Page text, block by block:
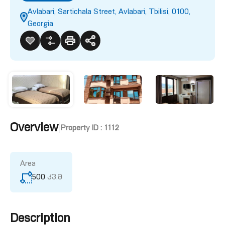
Avlabari, Sartichala Street, Avlabari, Tbilisi, 0100,
Georgia
Overview| Property ID : 1112
Area
500 კვ.მ
Description